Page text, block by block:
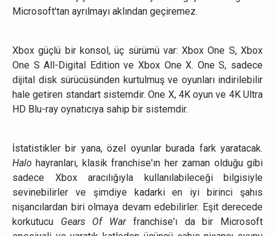
Microsoft'tan ayrılmayı aklından geçiremez.
Xbox güçlü bir konsol, üç sürümü var: Xbox One S, Xbox
One S All-Digital Edition ve Xbox One X. One S, sadece
dijital disk sürücüsünden kurtulmuş ve oyunları indirilebilir
hale getiren standart sistemdir. One X, 4K oyun ve 4K Ultra
HD Blu-ray oynatıcıya sahip bir sistemdir.
İstatistikler bir yana, özel oyunlar burada fark yaratacak.
Halo hayranları, klasik franchise'ın her zaman olduğu gibi
sadece Xbox aracılığıyla kullanılabileceği bilgisiyle
sevinebilirler ve şimdiye kadarki en iyi birinci şahıs
nişancılardan biri olmaya devam edebilirler. Eşit derecede
korkutucu Gears Of Warfranchise'ı da bir Microsoft